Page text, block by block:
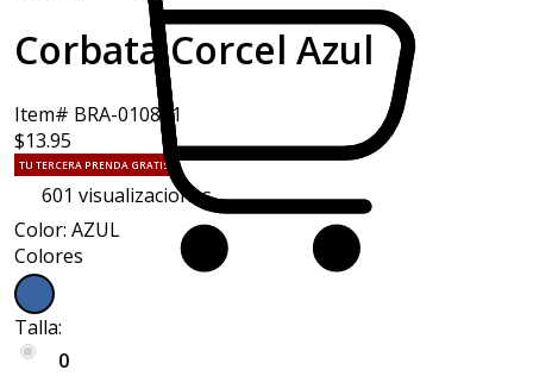
Corbata Corcel Azul
Item# BRA-010801
$13.95
TU TERCERA PRENDA GRATIS
601 visualizaciones
Color: AZUL
Colores
Talla:
0